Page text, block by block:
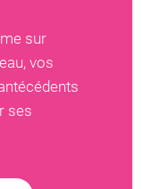
sur
vos
ses